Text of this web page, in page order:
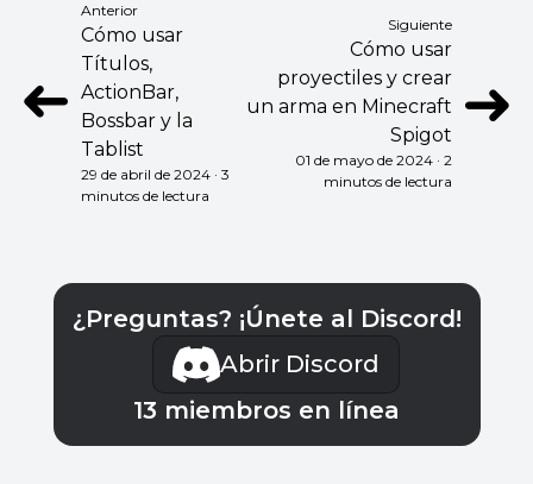
➜
Anterior
Cómo usar
Títulos,
ActionBar,
Bossbar y la
Tablist
29 de abril de 2024 · 3
minutos de lectura
Siguiente
Cómo usar
proyectiles y crear
un arma en Minecraft
Spigot
01 de mayo de 2024 · 2
minutos de lectura
➜
¿Preguntas? ¡Únete al Discord!
Abrir Discord
13 miembros en línea